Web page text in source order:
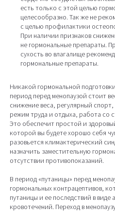
есть только с этой целью
целесообразно. Так же не
с целью профилактики
При наличии признаков
не гормональные препараты.
сухость во влагалище
гормональные препараты.
Никакой гормональной
период перед менопаузой стоит
снижение веса, регулярный
режим труда и отдыха, работа со
Это обеспечит простой и
которой вы будете хорошо себя
разовьется климактерический
назначить заместительную
отсутствии противопоказаний.
В период «путаницы» перед
гормональных контрацептивов,
путаницы и ее последствий в виде
кровотечений. Переход в